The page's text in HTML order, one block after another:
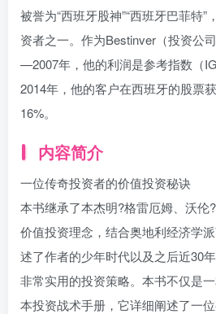
被誉为“西班牙股神”“西班牙巴菲特
资者之一。作为Bestinver（投资公
—2007年，他的利润是参考指数（
2014年，他的客户在西班牙的股票
16%。
内容简介
一位传奇投资者的价值投资秘诀
本书继承了本杰明?格雷厄姆、沃伦
价值投资理念，结合奥地利经济学
述了作者的少年时代以及之后近30
非常实用的投资策略。本书不仅是
本投资战术手册，它详细阐述了一